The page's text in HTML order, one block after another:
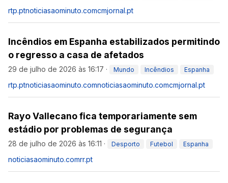
rtp.ptnoticiasaominuto.comcmjornal.pt
Incêndios em Espanha estabilizados permitindo
o regresso a casa de afetados
29 de julho de 2026 às 16:17 · Mundo Incêndios Espanha
rtp.ptnoticiasaominuto.comnoticiasaominuto.comcmjornal.pt
Rayo Vallecano fica temporariamente sem
estádio por problemas de segurança
28 de julho de 2026 às 16:11 · Desporto Futebol Espanha
noticiasaominuto.comrr.pt